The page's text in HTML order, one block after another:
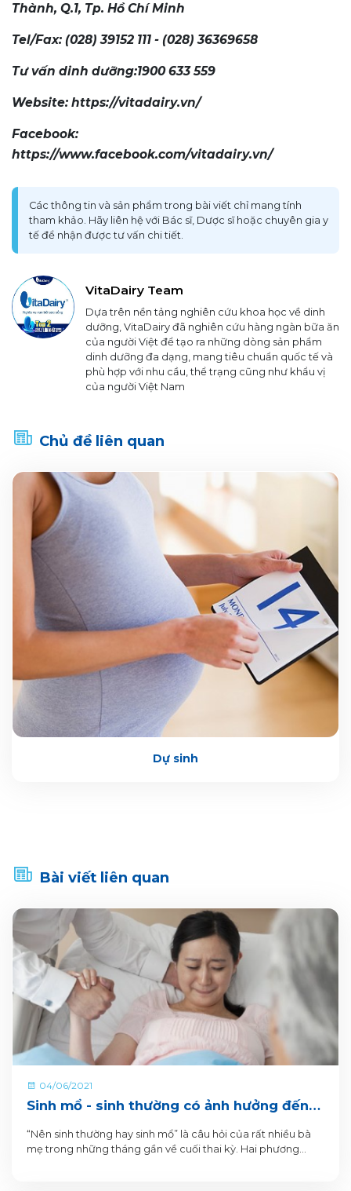
Thành, Q.1, Tp. Hồ Chí Minh
Tel/Fax: (028) 39152 111 - (028) 36369658
Tư vấn dinh dưỡng:1900 633 559
Website: https://vitadairy.vn/
Facebook:
https://www.facebook.com/vitadairy.vn/
Các thông tin và sản phẩm trong bài viết chỉ mang tính
tham khảo. Hãy liên hệ với Bác sĩ, Dược sĩ hoặc chuyên gia y
tế để nhận được tư vấn chi tiết.
VitaDairy Team
Dựa trên nền tảng nghiên cứu khoa học về dinh
dưỡng, VitaDairy đã nghiên cứu hàng ngàn bữa ăn
của người Việt để tạo ra những dòng sản phẩm
dinh dưỡng đa dạng, mang tiêu chuẩn quốc tế và
phù hợp với nhu cầu, thể trạng cũng như khẩu vị
của người Việt Nam
Chủ đề liên quan
Dự sinh
Bài viết liên quan
04/06/2021
Sinh mổ - sinh thường có ảnh hưởng đến
“Nên sinh thường hay sinh mổ” là câu hỏi của rất nhiều bà
mẹ trong những tháng gần về cuối thai kỳ. Hai phương